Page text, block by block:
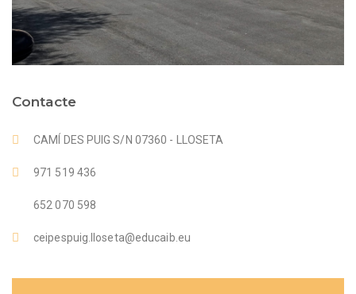
Contacte
CAMÍ DES PUIG S/N 07360 - LLOSETA
971 519 436
652 070 598
ceipespuig.lloseta@educaib.eu